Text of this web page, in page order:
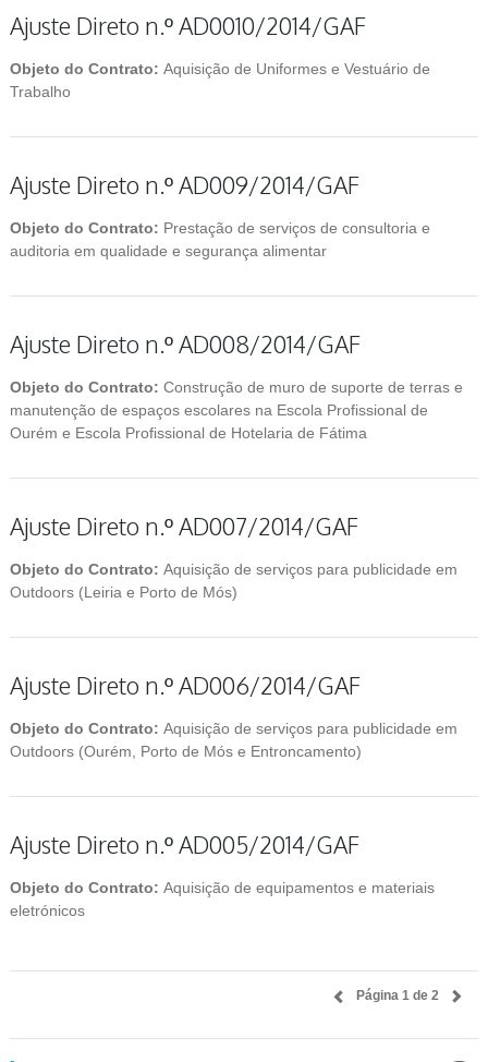
Ajuste Direto n.º AD0010/2014/GAF
Objeto do Contrato: Aquisição de Uniformes e Vestuário de
Trabalho
Ajuste Direto n.º AD009/2014/GAF
Objeto do Contrato: Prestação de serviços de consultoria e
auditoria em qualidade e segurança alimentar
Ajuste Direto n.º AD008/2014/GAF
Objeto do Contrato: Construção de muro de suporte de terras e
manutenção de espaços escolares na Escola Profissional de
Ourém e Escola Profissional de Hotelaria de Fátima
Ajuste Direto n.º AD007/2014/GAF
Objeto do Contrato: Aquisição de serviços para publicidade em
Outdoors (Leiria e Porto de Mós)
Ajuste Direto n.º AD006/2014/GAF
Objeto do Contrato: Aquisição de serviços para publicidade em
Outdoors (Ourém, Porto de Mós e Entroncamento)
Ajuste Direto n.º AD005/2014/GAF
Objeto do Contrato: Aquisição de equipamentos e materiais
eletrónicos
Página 1 de 2